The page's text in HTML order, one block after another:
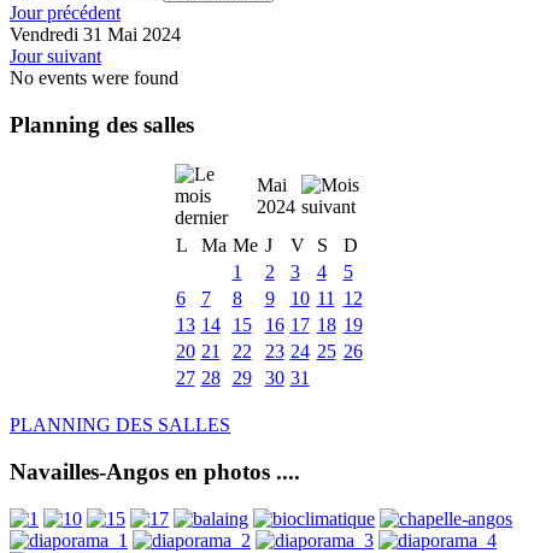
Jour précédent
Vendredi 31 Mai 2024
Jour suivant
No events were found
Planning des salles
Mai
2024
L
Ma Me J V S
D
1
2 3 4
5
6
7 8 9 10 11
12
13 14 15 16 17 18 19
20 21 22 23 24 25 26
27 28 29 30 31
PLANNING DES SALLES
Navailles-Angos en photos ....